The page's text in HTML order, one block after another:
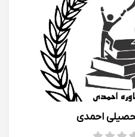
احمدی